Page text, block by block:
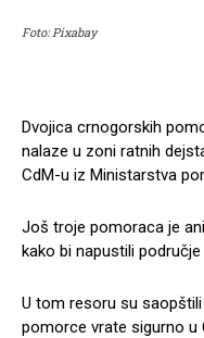
Foto: Pixabay
Dvojica crnogorskih
nalaze u zoni ratnih
CdM-u iz Ministarstva
Još troje pomoraca je
kako bi napustili
U tom resoru su
pomorce vrate sigurno u